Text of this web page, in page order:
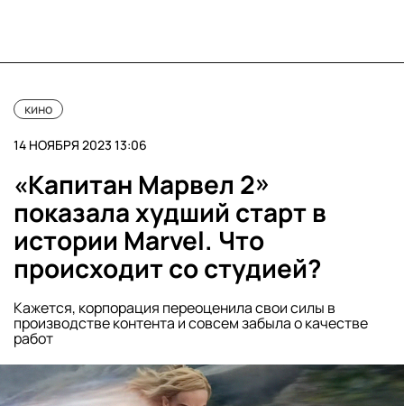
кино
14 НОЯБРЯ 2023 13:06
«Капитан Марвел 2»
показала худший старт в
истории Marvel. Что
происходит со студией?
Кажется, корпорация переоценила свои силы в
производстве контента и совсем забыла о качестве
работ